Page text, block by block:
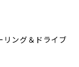
リング＆ドライブ